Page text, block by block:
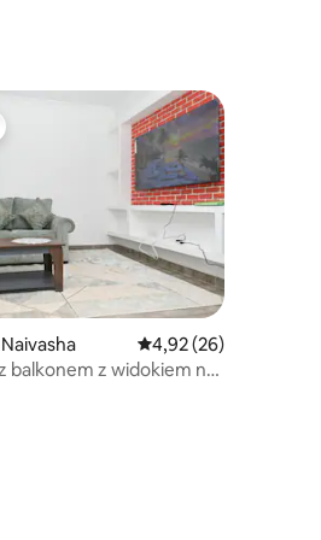
recenzji: 46
Średnia ocena: 4,92
4,92 (26)
balkonem z widokiem na